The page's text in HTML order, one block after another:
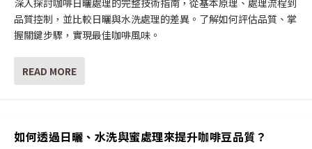
深入探討咖啡日曬處理的完整技術指南，從基本原理、處理流程到
品質控制，並比較日曬與水洗處理的差異。了解如何評估品質、掌
握關鍵步驟，實現最佳咖啡風味。
READ MORE
如何透過日曬、水洗與蜜處理來提升咖啡豆品質？